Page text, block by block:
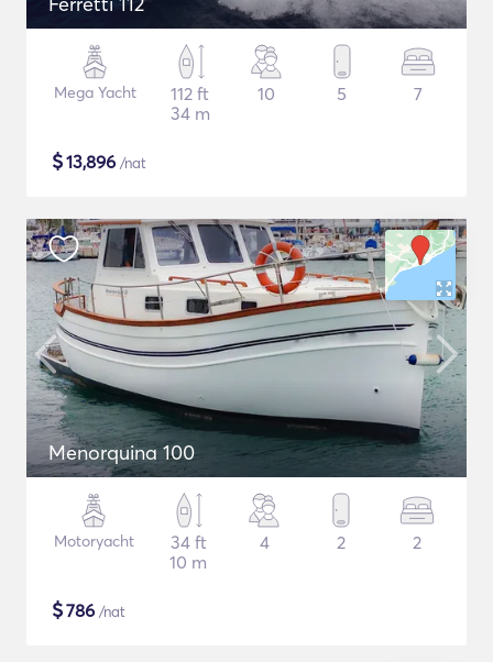
Mega Yacht
112 ft
34 m
10 5 7
$13,896 /nat
Menorquina 100
Motoryacht
34 ft
10 m
4 2 2
$786 /nat